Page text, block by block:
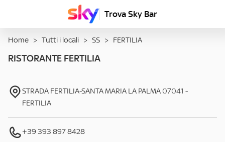
Trova Sky Bar
Home > Tutti i locali > SS > FERTILIA
RISTORANTE FERTILIA
STRADA FERTILIA-SANTA MARIA LA PALMA 07041 -
FERTILIA
+39 393 897 8428